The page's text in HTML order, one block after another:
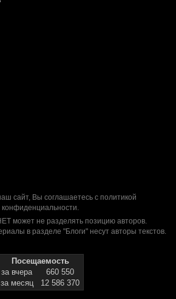
сайт, Вы соглашаетесь с политикой
конфиденциальности.
может не разделять позицию авторов.
в разделе "Блоги" несут авторы текстов.
Посещаемость
за вчера
660 550
за месяц
12 586 370